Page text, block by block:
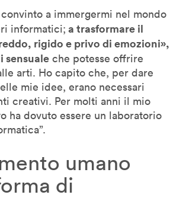
a immergermi nel mondo
informatici; a trasformare il
rigido e privo di emozioni»,
sensuale che potesse offrire
arti. Ho capito che, per dare
mie idee, erano necessari
creativi. Per molti anni il mio
ha dovuto essere un laboratorio
umano
di